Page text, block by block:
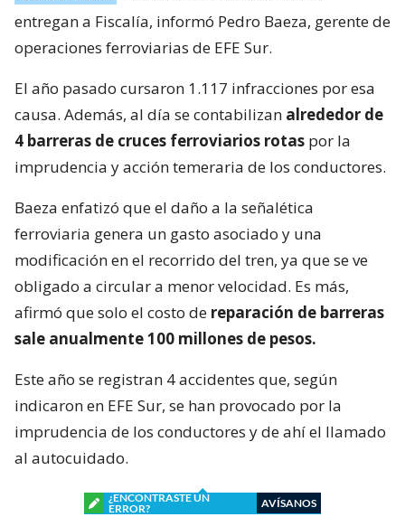
entregan a Fiscalía, informó Pedro Baeza, gerente de
operaciones ferroviarias de EFE Sur.
El año pasado cursaron 1.117 infracciones por esa
causa. Además, al día se contabilizan alrededor de
4 barreras de cruces ferroviarios rotas por la
imprudencia y acción temeraria de los conductores.
Baeza enfatizó que el daño a la señalética
ferroviaria genera un gasto asociado y una
modificación en el recorrido del tren, ya que se ve
obligado a circular a menor velocidad. Es más,
afirmó que solo el costo de reparación de barreras
sale anualmente 100 millones de pesos.
Este año se registran 4 accidentes que, según
indicaron en EFE Sur, se han provocado por la
imprudencia de los conductores y de ahí el llamado
al autocuidado.
¿ENCONTRASTE UN
ERROR?
AVÍSANOS